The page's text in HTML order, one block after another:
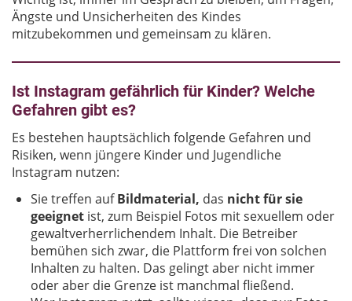
Ängste und Unsicherheiten des Kindes
mitzubekommen und gemeinsam zu klären.
Ist Instagram gefährlich für Kinder? Welche
Gefahren gibt es?
Es bestehen hauptsächlich folgende Gefahren und
Risiken, wenn jüngere Kinder und Jugendliche
Instagram nutzen:
Sie treffen aufBildmaterial, das nicht für sie
geeignet ist, zum Beispiel Fotos mit sexuellem oder
gewaltverherrlichendem Inhalt. Die Betreiber
bemühen sich zwar, die Plattform frei von solchen
Inhalten zu halten. Das gelingt aber nicht immer
oder aber die Grenze ist manchmal fließend.